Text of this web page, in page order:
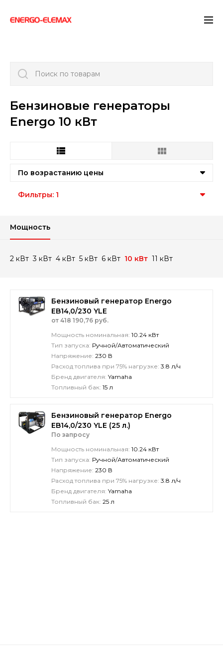
Поиск по товарам
Бензиновые генераторы
Energo 10 кВт
По возрастанию цены
Фильтры: 1
Мощность
2 кВт 3 кВт 4 кВт 5 кВт 6 кВт 10 кВт 11 кВт
Бензиновый генератор Energo
EB14,0/230 YLE
от 418 190,76 руб.
Мощность номинальная: 10.24 кВт
Тип запуска: Ручной/Автоматический
Напряжение: 230 В
Расход топлива при 75% нагрузке: 3.8 л/ч
Бренд двигателя: Yamaha
Топливный бак: 15 л
Бензиновый генератор Energo
EB14,0/230 YLE (25 л.)
По запросу
Мощность номинальная: 10.24 кВт
Тип запуска: Ручной/Автоматический
Напряжение: 230 В
Расход топлива при 75% нагрузке: 3.8 л/ч
Бренд двигателя: Yamaha
Топливный бак: 25 л